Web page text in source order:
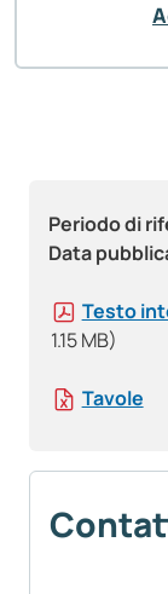
Periodo di
Data
Testo
1.15 MB)
Tavole